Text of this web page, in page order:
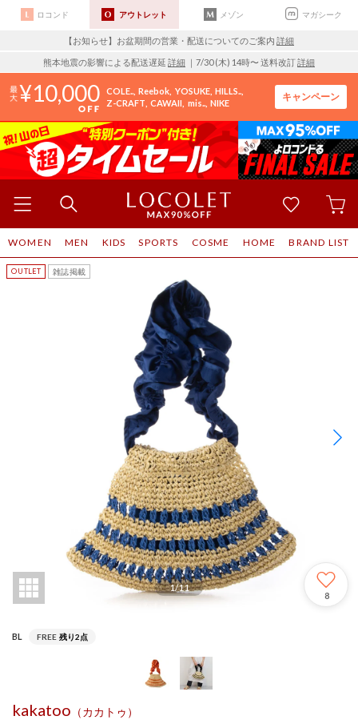
ロコンド アウトレット メゾン マガシーク
【お知らせ】お盆期間の営業・配送についてのご案内 詳細
熊本地震の影響による配送遅延 詳細 ｜7/30 (木) 14時〜 送料改訂詳細
10,000 COLE.. Reebok YOSUKE HILLS..
Z-CRAFT CAWAII mis.. NIKE
キャンペーン
WOMEN MEN KIDS SPORTS COSME HOME BRAND LIST
1/11
雑誌掲載
8
BL FREE 残り2点
kakatoo （カカトゥ）